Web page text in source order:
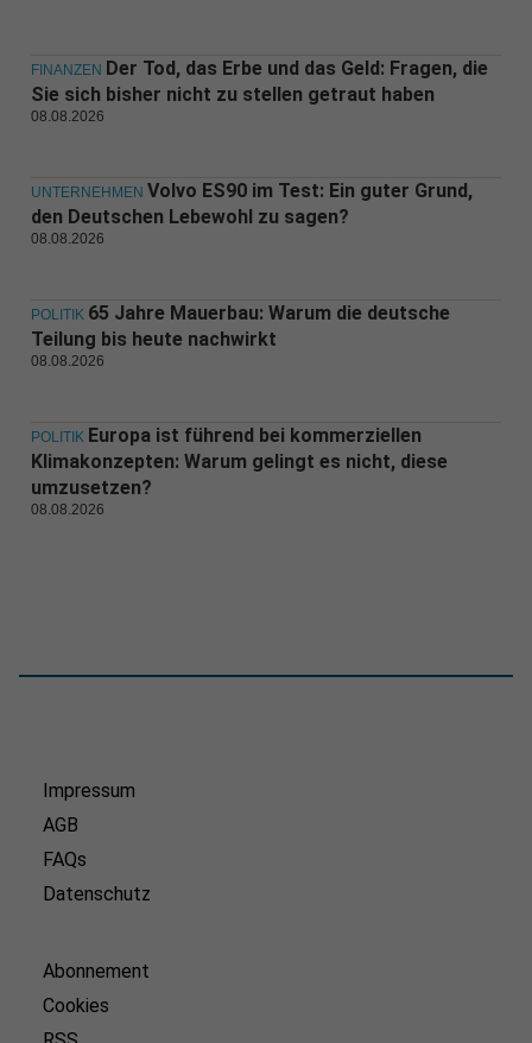
FINANZEN Der Tod, das Erbe und das Geld: Fragen, die
Sie sich bisher nicht zu stellen getraut haben
08.08.2026
UNTERNEHMEN Volvo ES90 im Test: Ein guter Grund,
den Deutschen Lebewohl zu sagen?
08.08.2026
POLITIK 65 Jahre Mauerbau: Warum die deutsche
Teilung bis heute nachwirkt
08.08.2026
POLITIK Europa ist führend bei kommerziellen
Klimakonzepten: Warum gelingt es nicht, diese
umzusetzen?
08.08.2026
Impressum
AGB
FAQs
Datenschutz
Abonnement
Cookies